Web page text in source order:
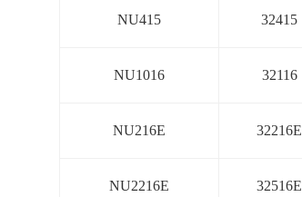
NU415 32415
NU1016 32116
NU216E 32216E
NU2216E 32516E